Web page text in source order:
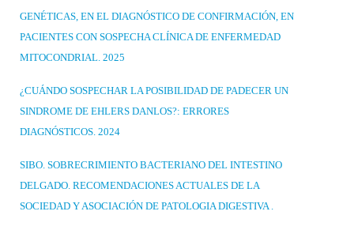
GENÉTICAS, EN EL DIAGNÓSTICO DE CONFIRMACIÓN, EN
PACIENTES CON SOSPECHA CLÍNICA DE ENFERMEDAD
MITOCONDRIAL. 2025
¿CUÁNDO SOSPECHAR LA POSIBILIDAD DE PADECER UN
SINDROME DE EHLERS DANLOS?: ERRORES
DIAGNÓSTICOS. 2024
SIBO. SOBRECRIMIENTO BACTERIANO DEL INTESTINO
DELGADO. RECOMENDACIONES ACTUALES DE LA
SOCIEDAD Y ASOCIACIÓN DE PATOLOGIA DIGESTIVA .